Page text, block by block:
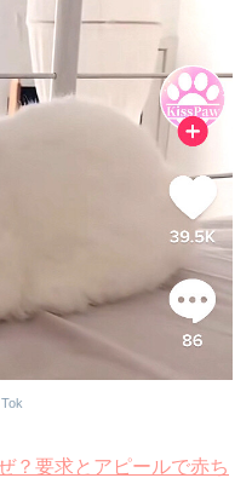
？要求とアピールで赤ち